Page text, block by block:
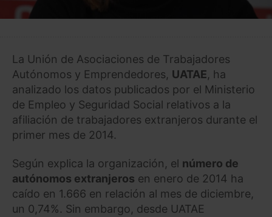
La Unión de Asociaciones de Trabajadores
Autónomos y Emprendedores, UATAE, ha
analizado los datos publicados por el Ministerio
de Empleo y Seguridad Social relativos a la
afiliación de trabajadores extranjeros durante el
primer mes de 2014.
Según explica la organización, el número de
autónomos extranjeros en enero de 2014 ha
caído en 1.666 en relación al mes de diciembre,
un 0,74%. Sin embargo, desde UATAE